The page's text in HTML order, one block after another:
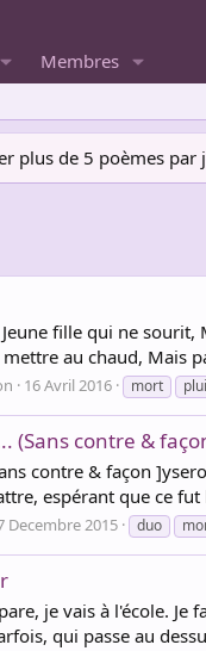
Membres
plus de 5 poèmes
fille qui ne
au chaud, Mais
16 Avril 2016 mort
(Sans contre &
contre & façon
espérant que ce
Decembre 2015 duo
je vais à l'école.
qui passe au